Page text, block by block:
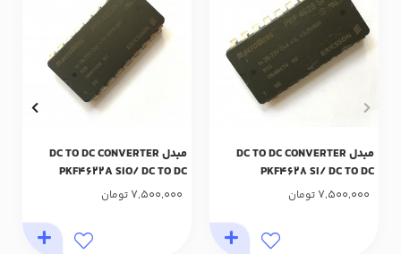
مبدل DC TO DC CONVERTER
PKF4628 SI/ DC TO DC
7,500,000تومان
مبدل DC TO DC CONVERTER
PKF4622A SIO/ DC TO DC
7,500,000تومان